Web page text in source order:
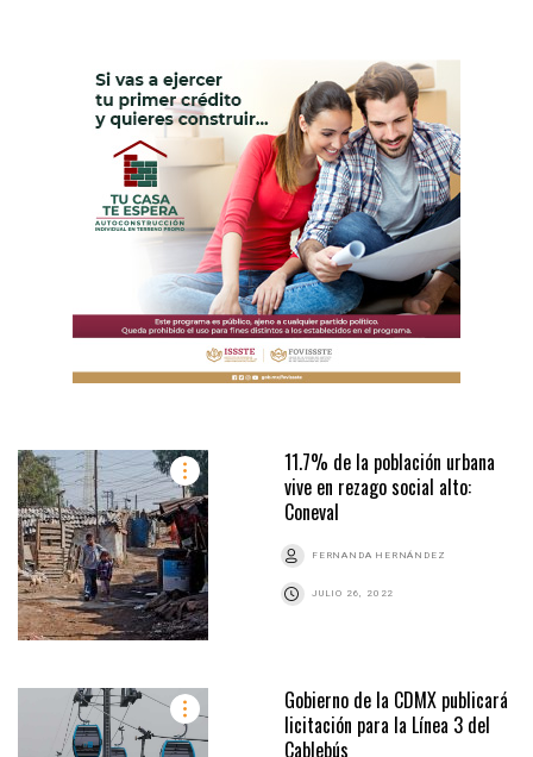
11.7% de la población urbana
vive en rezago social alto:
Coneval
FERNANDA HERNÁNDEZ
JULIO 26, 2022
Gobierno de la CDMX publicará
licitación para la Línea 3 del
Cablebús